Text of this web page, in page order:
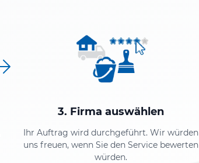
3. Firma auswählen
Ihr Auftrag wird durchgeführt. Wir würden
uns freuen, wenn Sie den Service bewerten
würden.